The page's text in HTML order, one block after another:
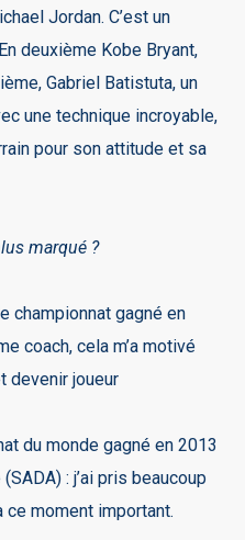
Jordan. C’est un
deuxième Kobe Bryant,
Gabriel Batistuta, un
une technique incroyable,
pour son attitude et sa
marqué ?
championnat gagné en
coach, cela m’a motivé
devenir joueur
du monde gagné en 2013
: j’ai pris beaucoup
moment important.